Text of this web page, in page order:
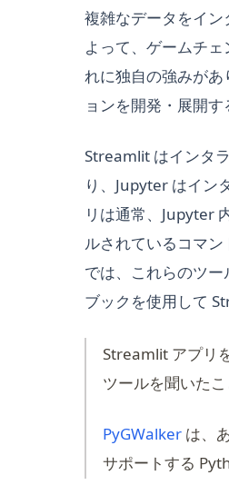
複雑なデータをイ
よって、ゲームチ
れに独自の強みが
ョンを開発・展開す
Streamlit はインタ
り、Jupyter はイン
リは通常、Jupyter
ルされているコマ
では、これらのツ
ブックを使用して
Streamlit アプリ
ツールを聞いた
PyGWalkerは、
サポートする